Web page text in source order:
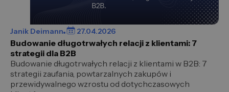
Janik Deimann 27.04.2026
Budowanie długotrwałych relacji z klientami: 7
strategii dla B2B
Budowanie długotrwałych relacji z klientami w B2B: 7
strategii zaufania, powtarzalnych zakupów i
przewidywalnego wzrostu od dotychczasowych